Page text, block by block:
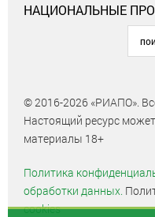
НАЦИОНАЛЬНЫЕ
© 2016-2026 «РИАПО».
Настоящий ресурс
материалы 18+
Политика
обработки данных.
cookies